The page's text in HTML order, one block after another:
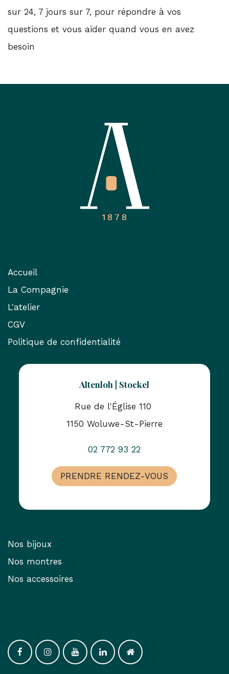
sur 24, 7 jours sur 7, pour répondre à vos
questions et vous aider quand vous en avez
besoin
Accueil
La Compagnie
L'atelier
CGV
Politique de confidentialité
Altenloh | Stockel
Rue de l'Église 110
1150 Woluwe-St-Pierre
02 772 93 22
PRENDRE RENDEZ-VOUS
Nos bijoux
Nos montres
Nos accessoires